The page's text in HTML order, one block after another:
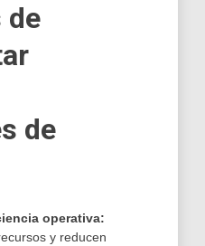
de
de
operativa:
y reducen